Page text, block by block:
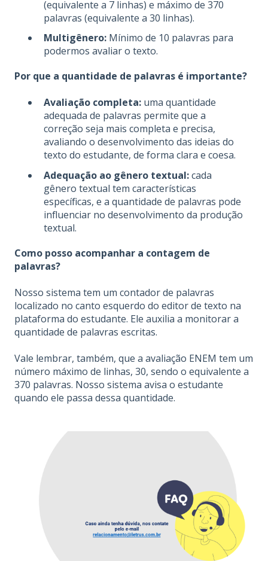
(equivalente a 7 linhas) e máximo de 370
palavras (equivalente a 30 linhas).
Multigênero: Mínimo de 10 palavras para
podermos avaliar o texto.
Por que a quantidade de palavras é importante?
Avaliação completa: uma quantidade
adequada de palavras permite que a
correção seja mais completa e precisa,
avaliando o desenvolvimento das ideias do
texto do estudante, de forma clara e coesa.
Adequação ao gênero textual:cada
gênero textual tem características
específicas, e a quantidade de palavras pode
influenciar no desenvolvimento da produção
textual.
Como posso acompanhar a contagem de
palavras?
Nosso sistema tem um contador de palavras
localizado no canto esquerdo do editor de texto na
plataforma do estudante. Ele auxilia a monitorar a
quantidade de palavras escritas.
Vale lembrar, também, que a avaliação ENEM tem um
número máximo de linhas, 30, sendo o equivalente a
370 palavras. Nosso sistema avisa o estudante
quando ele passa dessa quantidade.